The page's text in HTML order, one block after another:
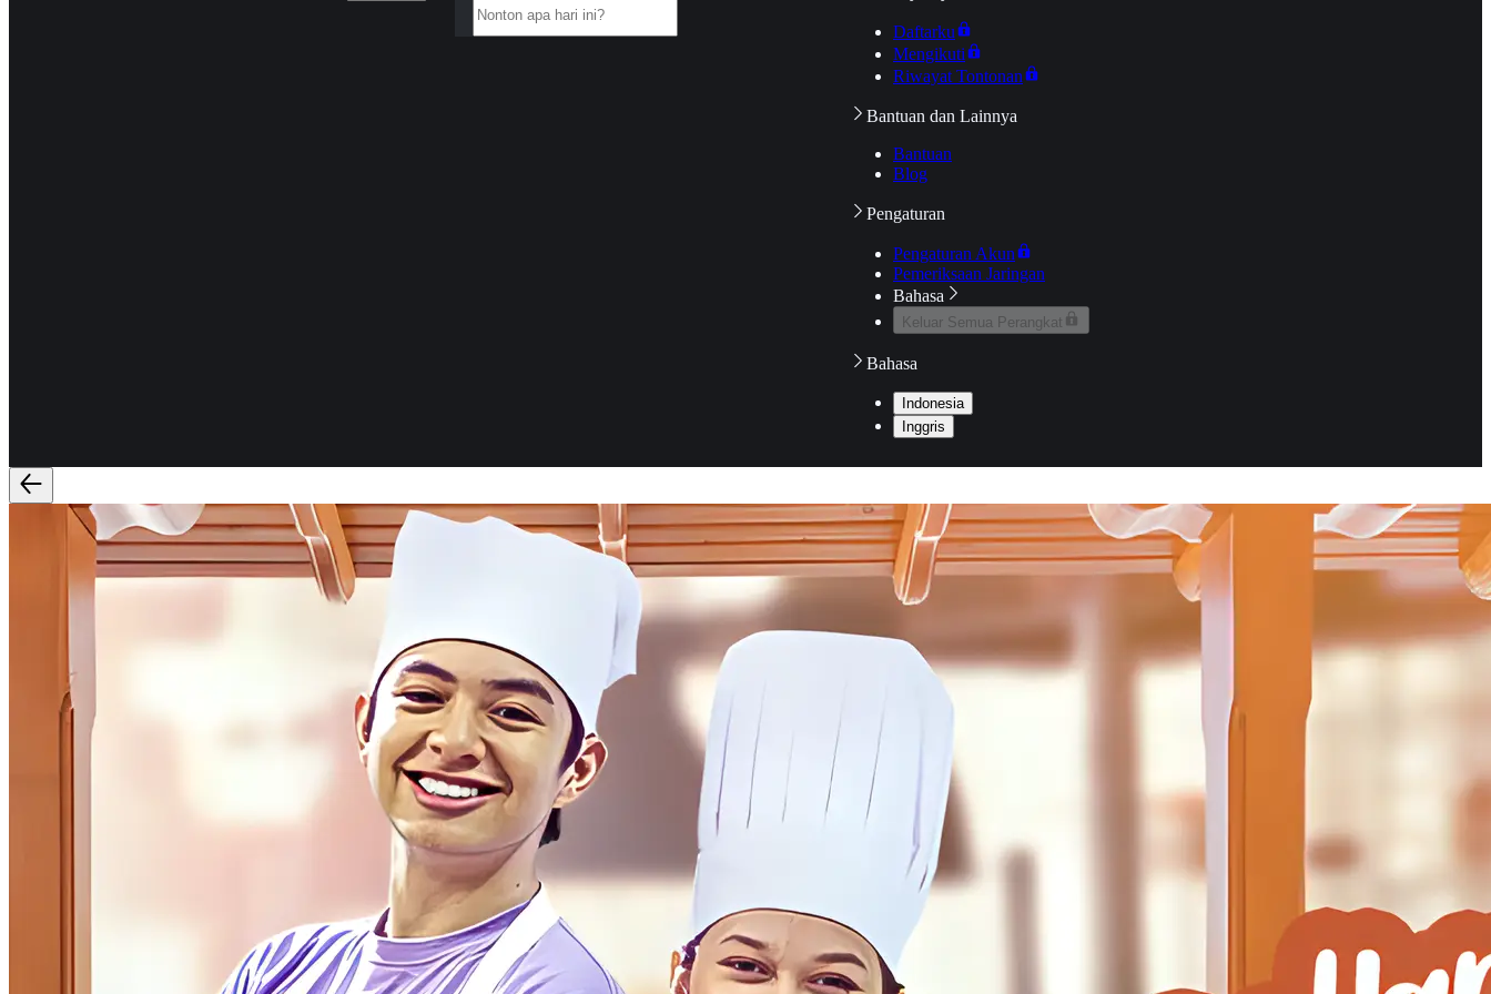
Daftarku
Mengikuti
Riwayat Tontonan
Bantuan dan Lainnya
Bantuan
Blog
Pengaturan
Pengaturan Akun
Pemeriksaan Jaringan
Bahasa
Keluar Semua Perangkat
Bahasa
Indonesia
Inggris